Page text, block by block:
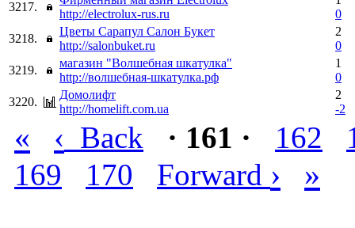
3217.
http://electrolux-rus.ru
0
3218.
Цветы Сарапул Салон Букет
http://salonbuket.ru
2
0
3219.
магазин "Волшебная шкатулка"
http://волшебная-шкатулка.рф
1
0
3220.
Домолифт
http://homelift.com.ua
2
-2
« ‹ Back · 161 · 162
169
170 Forward › »